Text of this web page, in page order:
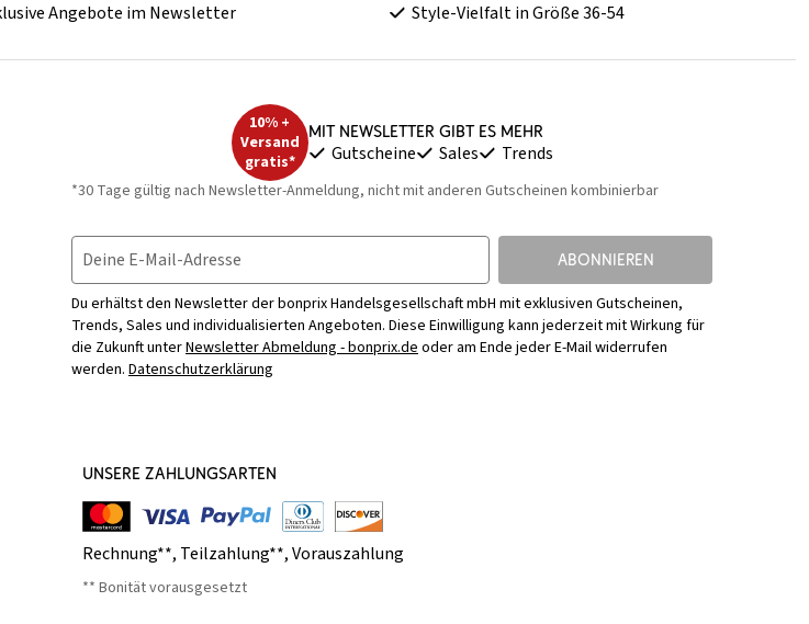
Angebote im Newsletter Style-Vielfalt in Größe 36-54
10% +
Versand
gratis*
Mit Newsletter gibt es mehr
Gutscheine Sales Trends
*30 Tage gültig nach Newsletter-Anmeldung, nicht mit anderen Gutscheinen kombinierbar
Deine E-Mail-Adresse ABONNIEREN
Du erhältst den Newsletter der bonprix Handelsgesellschaft mbH mit exklusiven Gutscheinen,
Trends, Sales und individualisierten Angeboten. Diese Einwilligung kann jederzeit mit Wirkung für
die Zukunft unterNewsletter Abmeldung - bonprix.deoder am Ende jeder E-Mail widerrufen
werden. Datenschutzerklärung
UNSERE ZAHLUNGSARTEN
Rechnung**, Teilzahlung**,Vorauszahlung
** Bonität vorausgesetzt